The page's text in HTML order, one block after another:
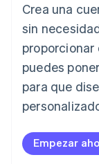
Crea una
sin
proporcionar
puedes
para que
Empezar
Italia
Japón
日本語English
Letonia
Deutsch
English